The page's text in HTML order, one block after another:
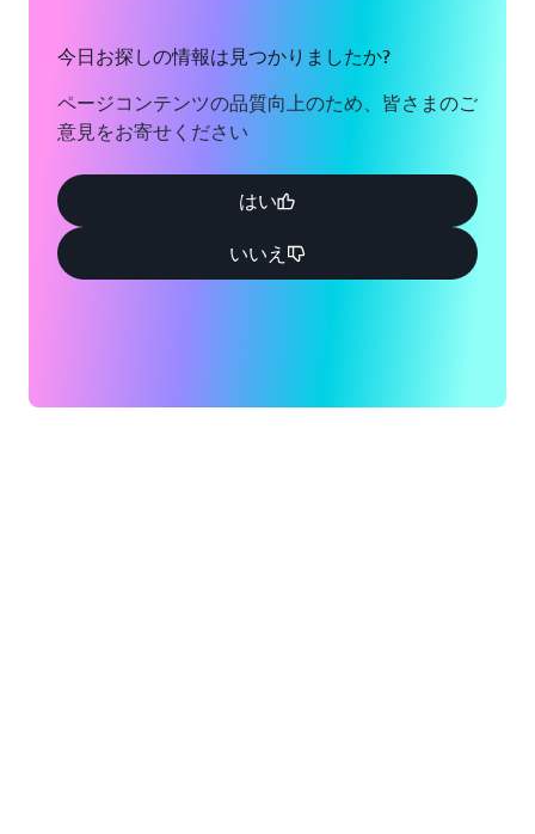
今日お探しの情報は見つかりましたか?
ページコンテンツの品質向上のため、皆さまのご
意見をお寄せください
はい
いいえ